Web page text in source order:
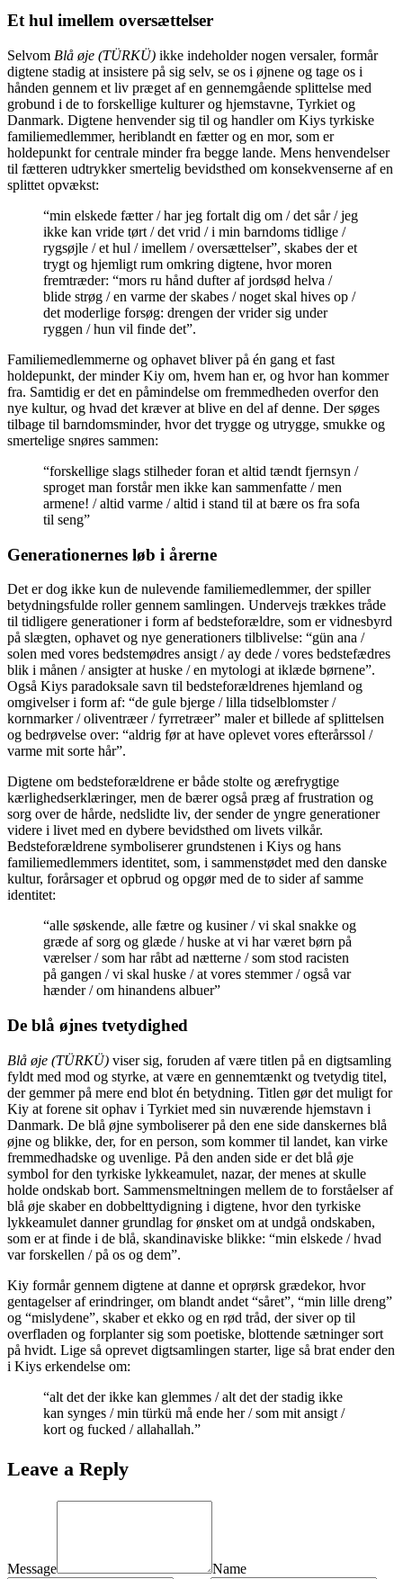
Et hul imellem oversættelser
Selvom Blå øje (TÜRKÜ) ikke indeholder nogen versaler, formår
digtene stadig at insistere på sig selv, se os i øjnene og tage os i
hånden gennem et liv præget af en gennemgående splittelse med
grobund i de to forskellige kulturer og hjemstavne, Tyrkiet og
Danmark. Digtene henvender sig til og handler om Kiys tyrkiske
familiemedlemmer, heriblandt en fætter og en mor, som er
holdepunkt for centrale minder fra begge lande. Mens henvendelser
til fætteren udtrykker smertelig bevidsthed om konsekvenserne af en
splittet opvækst:
“min elskede fætter / har jeg fortalt dig om / det sår / jeg
ikke kan vride tørt / det vrid / i min barndoms tidlige /
rygsøjle / et hul / imellem / oversættelser”, skabes der et
trygt og hjemligt rum omkring digtene, hvor moren
fremtræder: “mors ru hånd dufter af jordsød helva /
blide strøg / en varme der skabes / noget skal hives op /
det moderlige forsøg: drengen der vrider sig under
ryggen / hun vil finde det”.
Familiemedlemmerne og ophavet bliver på én gang et fast
holdepunkt, der minder Kiy om, hvem han er, og hvor han kommer
fra. Samtidig er det en påmindelse om fremmedheden overfor den
nye kultur, og hvad det kræver at blive en del af denne. Der søges
tilbage til barndomsminder, hvor det trygge og utrygge, smukke og
smertelige snøres sammen:
“forskellige slags stilheder foran et altid tændt fjernsyn /
sproget man forstår men ikke kan sammenfatte / men
armene! / altid varme / altid i stand til at bære os fra sofa
til seng”
Generationernes løb i årerne
Det er dog ikke kun de nulevende familiemedlemmer, der spiller
betydningsfulde roller gennem samlingen. Undervejs trækkes tråde
til tidligere generationer i form af bedsteforældre, som er vidnesbyrd
på slægten, ophavet og nye generationers tilblivelse: “gün ana /
solen med vores bedstemødres ansigt / ay dede / vores bedstefædres
blik i månen / ansigter at huske / en mytologi at iklæde børnene”.
Også Kiys paradoksale savn til bedsteforældrenes hjemland og
omgivelser i form af: “de gule bjerge / lilla tidselblomster /
kornmarker / oliventræer / fyrretræer” maler et billede af splittelsen
og bedrøvelse over: “aldrig før at have oplevet vores efterårssol /
varme mit sorte hår”.
Digtene om bedsteforældrene er både stolte og ærefrygtige
kærlighedserklæringer, men de bærer også præg af frustration og
sorg over de hårde, nedslidte liv, der sender de yngre generationer
videre i livet med en dybere bevidsthed om livets vilkår.
Bedsteforældrene symboliserer grundstenen i Kiys og hans
familiemedlemmers identitet, som, i sammenstødet med den danske
kultur, forårsager et opbrud og opgør med de to sider af samme
identitet:
“alle søskende, alle fætre og kusiner / vi skal snakke og
græde af sorg og glæde / huske at vi har været børn på
værelser / som har råbt ad nætterne / som stod racisten
på gangen / vi skal huske / at vores stemmer / også var
hænder / om hinandens albuer”
De blå øjnes tvetydighed
Blå øje (TÜRKÜ) viser sig, foruden af være titlen på en digtsamling
fyldt med mod og styrke, at være en gennemtænkt og tvetydig titel,
der gemmer på mere end blot én betydning. Titlen gør det muligt for
Kiy at forene sit ophav i Tyrkiet med sin nuværende hjemstavn i
Danmark. De blå øjne symboliserer på den ene side danskernes blå
øjne og blikke, der, for en person, som kommer til landet, kan virke
fremmedhadske og uvenlige. På den anden side er det blå øje
symbol for den tyrkiske lykkeamulet, nazar, der menes at skulle
holde ondskab bort. Sammensmeltningen mellem de to forståelser af
blå øje skaber en dobbelttydigning i digtene, hvor den tyrkiske
lykkeamulet danner grundlag for ønsket om at undgå ondskaben,
som er at finde i de blå, skandinaviske blikke: “min elskede / hvad
var forskellen / på os og dem”.
Kiy formår gennem digtene at danne et oprørsk grædekor, hvor
gentagelser af erindringer, om blandt andet “såret”, “min lille dreng”
og “mislydene”, skaber et ekko og en rød tråd, der siver op til
overfladen og forplanter sig som poetiske, blottende sætninger sort
på hvidt. Lige så oprevet digtsamlingen starter, lige så brat ender den
i Kiys erkendelse om:
“alt det der ikke kan glemmes / alt det der stadig ikke
kan synges / min türkü må ende her / som mit ansigt /
kort og fucked / allahallah.”
Leave a Reply
Message
Name